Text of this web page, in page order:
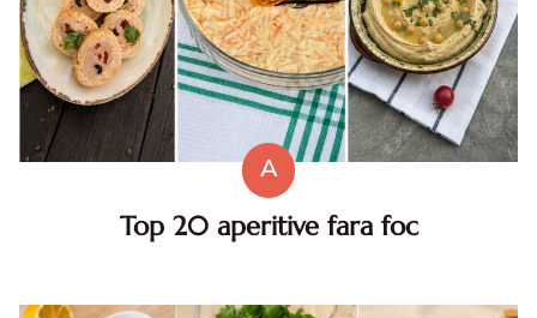
A
Top 20 aperitive fara foc